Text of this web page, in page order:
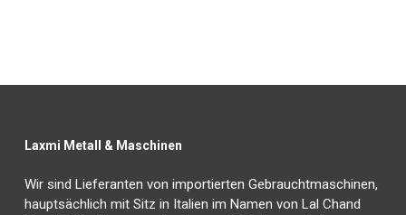
Laxmi Metall & Maschinen
Wir sind Lieferanten von importierten Gebrauchtmaschinen,
hauptsächlich mit Sitz in Italien im Namen von Lal Chand